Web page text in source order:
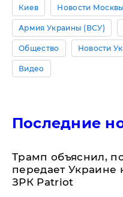
Киев Новости Москвы
Армия Украины (ВСУ)
Общество Новости
Видео
Последние
Трамп объяснил,
передает Украине
ЗРК Patriot